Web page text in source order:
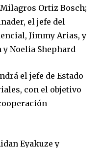
Ortiz Bosch;
el jefe del
Jimmy Arias, y
Noelia Shephard
el jefe de Estado
con el objetivo
Eyakuze y